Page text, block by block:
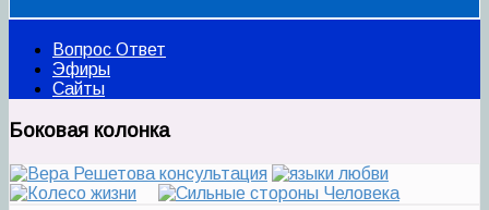
Вопрос Ответ
Эфиры
Сайты
Боковая колонка